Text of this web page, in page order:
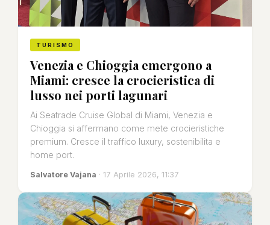
TURISMO
Venezia e Chioggia emergono a
Miami: cresce la crocieristica di
lusso nei porti lagunari
Ai Seatrade Cruise Global di Miami, Venezia e
Chioggia si affermano come mete crocieristiche
premium. Cresce il traffico luxury, sostenibilita e
home port.
Salvatore Vajana · 17 Aprile 2026, 11:37